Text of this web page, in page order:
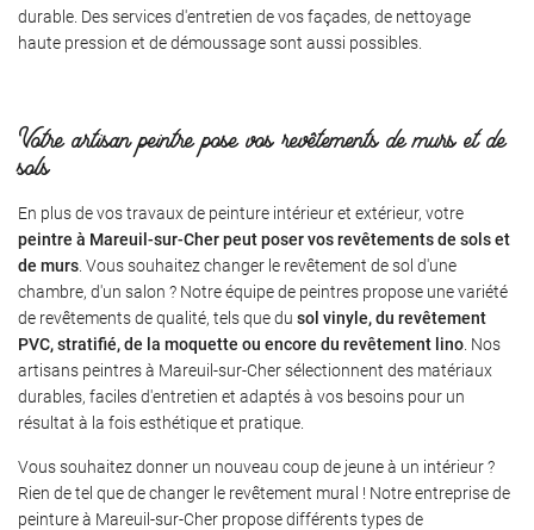
ACCUEIL
RÉALISATIONS
AVIS
Restez
INSCRIPTION
durable. Des services d'entretien de vos façades, de nettoyage
haute pression et de démoussage sont aussi possibles.
Votre artisan peintre pose vos revêtements de murs et de
sols
En plus de vos travaux de peinture intérieur et extérieur, votre
peintre à Mareuil-sur-Cher peut poser vos revêtements de sols et
de murs . Vous souhaitez changer le revêtement de sol d'une
chambre, d'un salon ? Notre équipe de peintres propose une variété
de revêtements de qualité, tels que du sol vinyle, du revêtement
PVC, stratifié, de la moquette ou encore du revêtement lino . Nos
artisans peintres à Mareuil-sur-Cher sélectionnent des matériaux
durables, faciles d'entretien et adaptés à vos besoins pour un
résultat à la fois esthétique et pratique.
Vous souhaitez donner un nouveau coup de jeune à un intérieur ?
Rien de tel que de changer le revêtement mural ! Notre entreprise de
peinture à Mareuil-sur-Cher propose différents types de